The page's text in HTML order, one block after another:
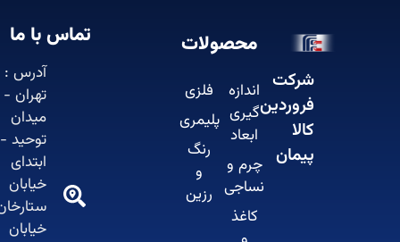
شرکت
فروردین
پیمان
محصولات
اندازه
گیری
چرم و
نساجی
فلزی
پلیمری
و
رزین
آدرس :
تهران -
میدان
توحید -
ابتدای
خیابان
ستارخان-
خیابان
تماس با ما